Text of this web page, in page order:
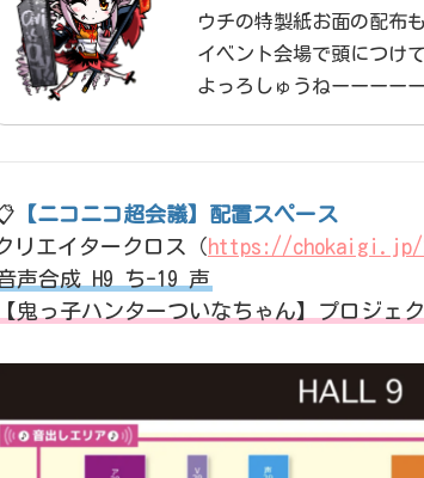
ウチの特製紙お面の配布
イベント会場で頭につけ
よっろしゅうねーーー
【ニコニコ超会議】配置スペース
リエイタークロス（https://chokaigi.jp/
声合成 H9 ち-19 声
【鬼っ子ハンターついなちゃん】プロジェ